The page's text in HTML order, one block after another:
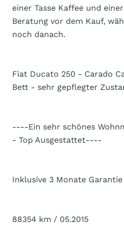
einer Tasse Kaffee und
Beratung vor dem Kauf,
noch danach.
Fiat Ducato 250 - Carado
Bett - sehr gepflegter
----Ein sehr schönes
- Top Ausgestattet----
Inklusive 3 Monate
88354 km / 05.2015